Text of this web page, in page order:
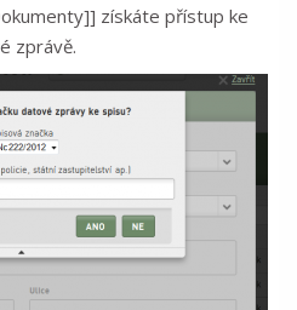
získáte přístup ke
zprávě.